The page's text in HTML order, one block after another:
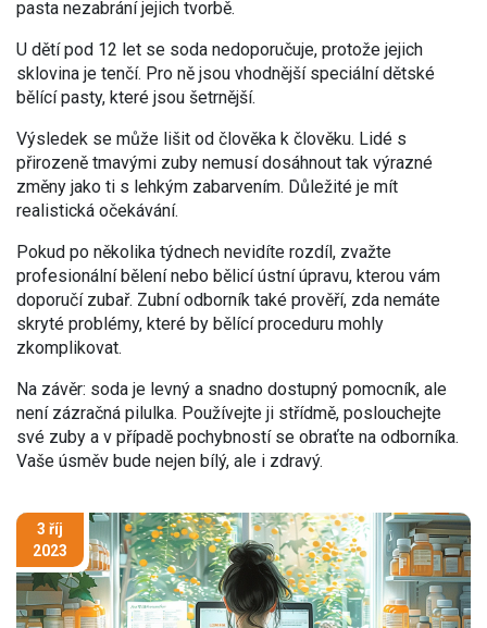
pasta nezabrání jejich tvorbě.
U dětí pod 12 let se soda nedoporučuje, protože jejich
sklovina je tenčí. Pro ně jsou vhodnější speciální dětské
bělící pasty, které jsou šetrnější.
Výsledek se může lišit od člověka k člověku. Lidé s
přirozeně tmavými zuby nemusí dosáhnout tak výrazné
změny jako ti s lehkým zabarvením. Důležité je mít
realistická očekávání.
Pokud po několika týdnech nevidíte rozdíl, zvažte
profesionální bělení nebo bělicí ústní úpravu, kterou vám
doporučí zubař. Zubní odborník také prověří, zda nemáte
skryté problémy, které by bělící proceduru mohly
zkomplikovat.
Na závěr: soda je levný a snadno dostupný pomocník, ale
není zázračná pilulka. Používejte ji střídmě, poslouchejte
své zuby a v případě pochybností se obraťte na odborníka.
Vaše úsměv bude nejen bílý, ale i zdravý.
3 říj
2023